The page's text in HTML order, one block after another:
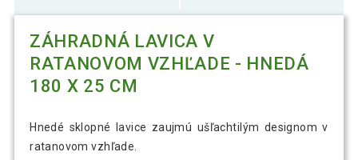
ZÁHRADNÁ LAVICA V
RATANOVOM VZHĽADE - HNEDÁ
180 X 25 CM
Hnedé sklopné lavice zaujmú ušľachtilým designom v
ratanovom vzhľade.